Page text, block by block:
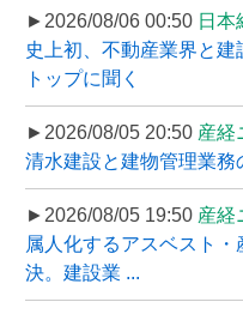
►2026/08/06 00:50 日本
史上初、不動産業界と
トップに聞く
►2026/08/05 20:50 産経
清水建設と建物管理業
►2026/08/05 19:50 産経
属人化するアスベスト
決。建設業 ...